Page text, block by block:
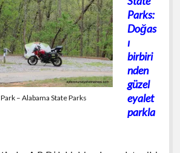
– Alabama State Parks
Parks:
Doğas
ı
birbiri
nden
güzel
eyalet
parkla